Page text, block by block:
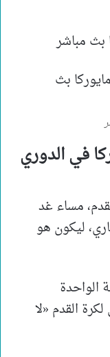
بث مباشر
في الدوري
مساء غد
الجاري، ليكون هو
الواحدة
القدم «لا